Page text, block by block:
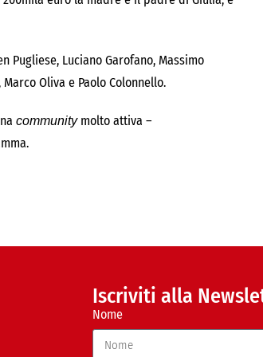
Pugliese, Luciano Garofano, Massimo
Oliva e Paolo Colonnello.
communitymolto attiva –
Iscriviti alla
Nome